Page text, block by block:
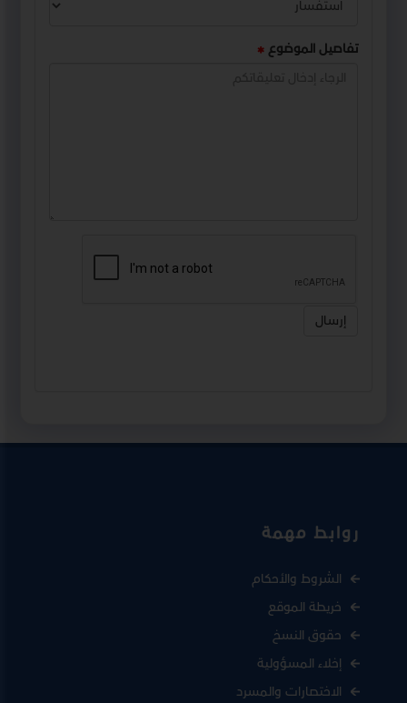
تفاصيل الموضوع
إرسال
روابط مهمة
الشروط والأحكام
خريطة الموقع
حقوق النسخ
إخلاء المسؤولية
الاختصارات والمسرد